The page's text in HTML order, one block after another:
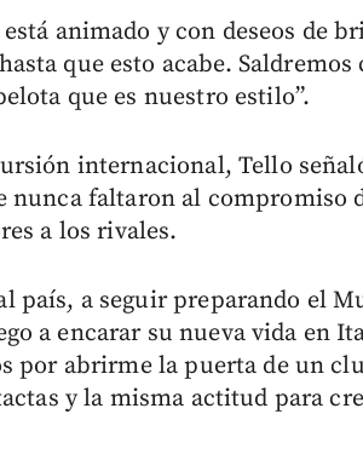
animado y con deseos de
que esto acabe.
que es nuestro estilo”.
internacional, Tello
nunca faltaron al compromiso
a los rivales.
país, a seguir preparando el
a encarar su nueva vida en
por abrirme la puerta de un
y la misma actitud para